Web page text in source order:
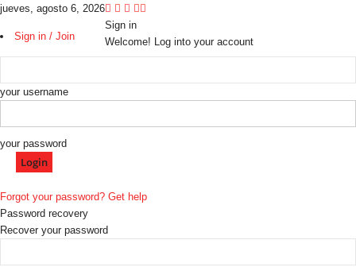
jueves, agosto 6, 2026
Sign in / Join
Sign in
Welcome! Log into your account
your username
your password
Forgot your password? Get help
Password recovery
Recover your password